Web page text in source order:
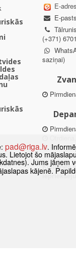
E-
E-
(+371)
saziņai)
Klātienes
pad@riga.lv.
Lietojot šo
Jums jāņem
kājenē.